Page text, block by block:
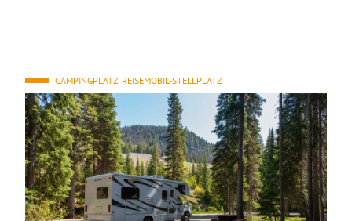
CAMPINGPLATZ REISEMOBIL-STELLPLATZ